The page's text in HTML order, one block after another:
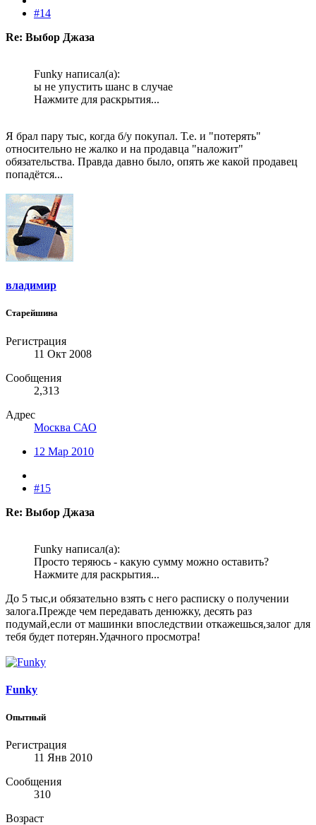
#14
Re: Выбор Джаза
Funky написал(а):
ы не упустить шанс в случае
Нажмите для раскрытия...
Я брал пару тыс, когда б/у покупал. Т.е. и "потерять"
относительно не жалко и на продавца "наложит"
обязательства. Правда давно было, опять же какой продавец
попадётся...
владимир
Старейшина
Регистрация
11 Окт 2008
Сообщения
2,313
Адрес
Москва САО
12 Мар 2010
#15
Re: Выбор Джаза
Funky написал(а):
Просто теряюсь - какую сумму можно оставить?
Нажмите для раскрытия...
До 5 тыс,и обязательно взять с него расписку о получении
залога.Прежде чем передавать денюжку, десять раз
подумай,если от машинки впоследствии откажешься,залог для
тебя будет потерян.Удачного просмотра!
Funky
Опытный
Регистрация
11 Янв 2010
Сообщения
310
Возраст